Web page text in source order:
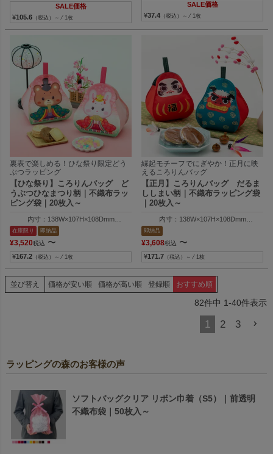
SALE価格
¥105.6 （税込）～ ⁄ 1枚
SALE価格
¥37.4 （税込）～ ⁄ 1枚
裏表で楽しめる！ひな祭り限定どう
ぶつラッピング
【ひな祭り】ころりんバッグ ど
うぶつひなまつり柄｜不織布ラッ
ピング袋｜20枚入～
内寸：138W×107H×108Dmm
外寸：144W×158H×114Dmm
在庫限り 即納品
¥3,520税込 〜
¥167.2 （税込）～ ⁄ 1枚
縁起モチーフでにぎやか！正月に映
えるころりんバッグ
【正月】ころりんバッグ だるま
ししまい柄｜不織布ラッピング袋
｜20枚入～
内寸：138W×107H×108Dmm
外寸：144W×158H×114Dmm
即納品
¥3,608税込 〜
¥171.7 （税込）～ ⁄ 1枚
並び替え 価格が安い順 価格が高い順 登録順 おすすめ順
82件中 1-40件表示
1 2 3
ラッピングの森のお客様の声
ソフトバッグクリア リボン巾着（S5）｜前透明
不織布袋｜50枚入～